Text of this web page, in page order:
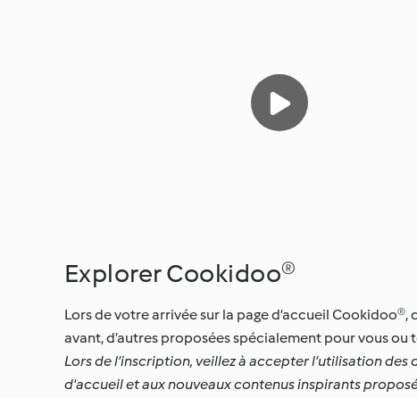
Explorer Cookidoo®
Lors de votre arrivée sur la page d’accueil
avant, d’autres proposées spécialement pour vous ou
Lors de l’inscription, veillez à accepter l’utilisation
d'accueil et aux nouveaux contenus inspirants